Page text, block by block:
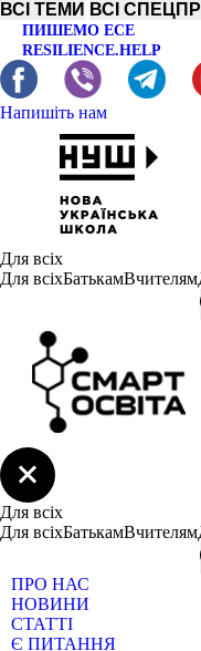
ВСІ ТЕМИ ВСІ
ПИШЕМО ЕСЕ
RESILIENCE.HELP
Напишіть нам
Для всіх
Для всіхБатькамВчителям
Для всіх
Для всіхБатькамВчителям
ПРО НАС
НОВИНИ
СТАТТІ
Є ПИТАННЯ